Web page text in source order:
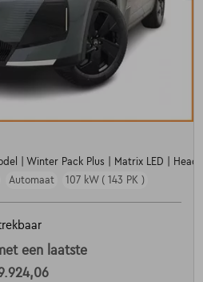
| Winter Pack Plus | Matrix LED | Head
Automaat 107 kW ( 143 PK )
een laatste